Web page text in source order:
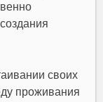
своих
проживания